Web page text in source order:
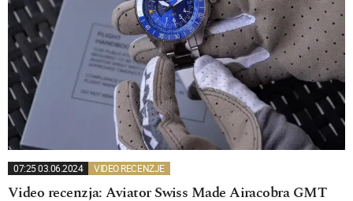
07:25 03.06.2024 VIDEO RECENZJE
Video recenzja: Aviator Swiss Made Airacobra GMT